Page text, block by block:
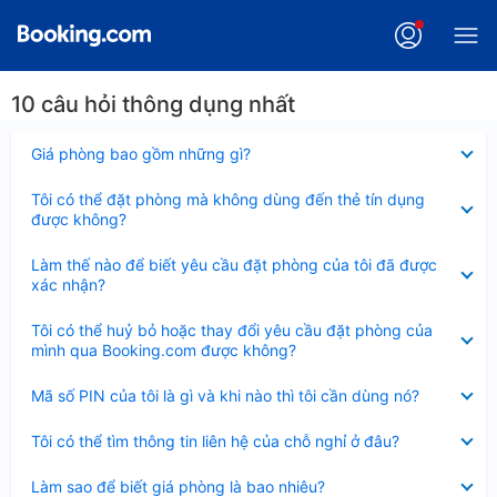
10 câu hỏi thông dụng nhất
Giá phòng bao gồm những gì?
thu
Tôi có thể đặt phòng mà không dùng đến thẻ tín dụng
được không?
thu
gọn
Làm thế nào để biết yêu cầu đặt phòng của tôi đã được
xác nhận?
thu
gọn
Tôi có thể huỷ bỏ hoặc thay đổi yêu cầu đặt phòng của
mình qua Booking.com được không?
thu
gọn
Mã số PIN của tôi là gì và khi nào thì tôi cần dùng nó?
thu
Tôi có thể tìm thông tin liên hệ của chỗ nghỉ ở đâu?
thu
Làm sao để biết giá phòng là bao nhiêu?
thu